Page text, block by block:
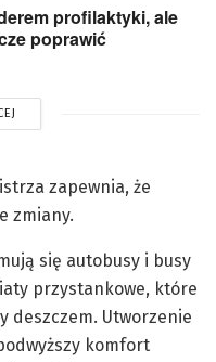
profilaktyki, ale
poprawić
zapewnia, że
zmiany.
się autobusy i busy
przystankowe, które
deszczem. Utworzenie
komfort